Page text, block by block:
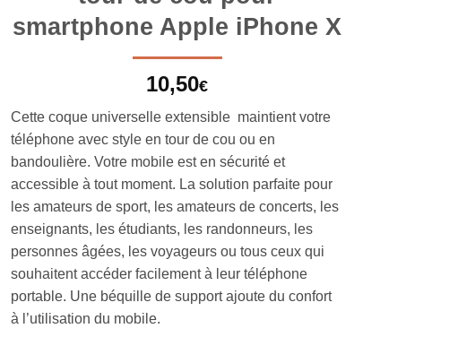
smartphone Apple iPhone X
10,50€
Cette coque universelle extensible maintient votre
téléphone avec style en tour de cou ou en
bandoulière. Votre mobile est en sécurité et
accessible à tout moment. La solution parfaite pour
les amateurs de sport, les amateurs de concerts, les
enseignants, les étudiants, les randonneurs, les
personnes âgées, les voyageurs ou tous ceux qui
souhaitent accéder facilement à leur téléphone
portable. Une béquille de support ajoute du confort
à l’utilisation du mobile.